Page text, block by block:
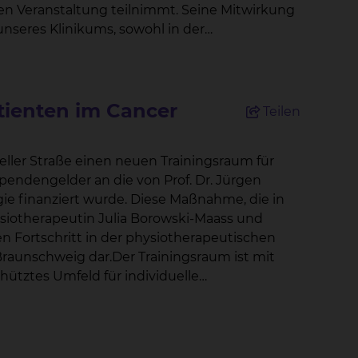
wird ermöglicht. In zertifizierten
Hoffmann weiter.
Aufgaben, um die
optimieren und Verbindungen zu
herzustellen. Diese Initiative
Engagements des Cancer Centers, eine
zwischen Betroffenen und
Klinikums, sowohl in der
beschäftigen. Diese Plattform
über aktuelle Entwicklungen
für unsere Patienten zu
es, stets auf dem
um unseren Patienten die bestmögliche
im Cancer
Teilen
Straße einen neuen Trainingsraum für
an die von Prof. Dr. Jürgen
Diese Maßnahme, die in
Fortschritt in der physiotherapeutischen
dar.Der Trainingsraum ist mit
Umfeld für individuelle
erklärt Julia Borowski-Maass,